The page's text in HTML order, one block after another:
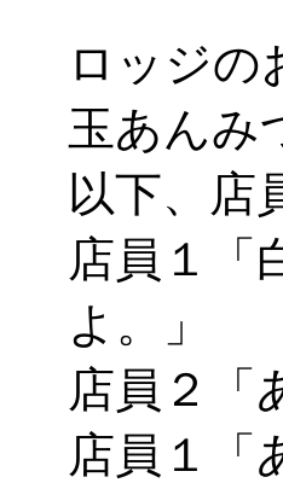
ロッジの
玉あんみ
以下、店
店員１「
よ。」
店員２「
店員１「